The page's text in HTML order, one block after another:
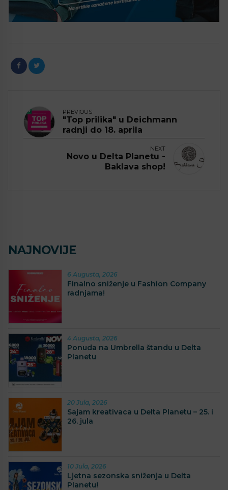
PREVIOUS
"Top prilika" u Deichmann
radnji do 18. aprila
NEXT
Novo u Delta Planetu -
Baklava shop!
NAJNOVIJE
6 Augusta, 2026
Finalno sniženje u Fashion Company
radnjama!
4 Augusta, 2026
Ponuda na Umbrella štandu u Delta
Planetu
20 Jula, 2026
Sajam kreativaca u Delta Planetu – 25. i
26. jula
10 Jula, 2026
Ljetna sezonska sniženja u Delta
Planetu!